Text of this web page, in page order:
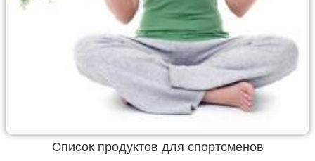
Список продуктов для спортсменов